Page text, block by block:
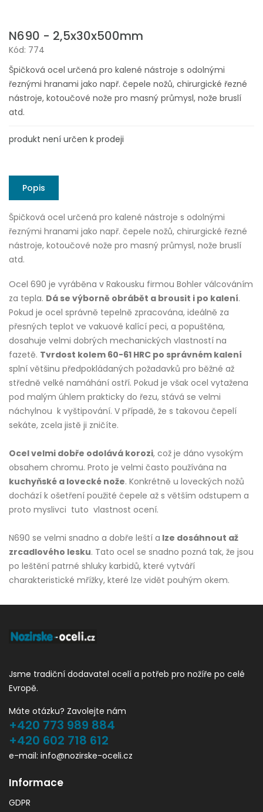
N690 - 2,5x30x500mm
Kód: 774
Špičková ocel určená pro kalené nástroje s odolnými
řeznými hranami jako např. čepele nožů, chirurgické řezné
nástroje, kotoučové nože pro masný průmysl, nože bruslí
atd.
produkt není určen k prodeji
Popis
Špičková ocel určená pro kalené nástroje s odolnými
řeznými hranami jako např. čepele nožů, chirurgické řezné
nástroje, kotoučové nože pro masný průmysl, nože bruslí
atd.
Ocel 690 je vyráběna v Rakousku firmou Bohler válcováním
za tepla. Dá se výborně obrábět a brousit i po kalení.
Pokud je ocel správně tepelně zpracována, ideálně za
přesných teplot ve vakuové kalící peci, a popuštěna,
dosahuje velmi dobrých mechanických vlastností na
fazetě. Tvrdost kolem 60-61 HRC po správném kalení
splní většinu předpokládaných požadavků pro běžné až
středně velké namáhání ostří. Pokud je však ocel vytažena
pod malým úhlem prakticky do řezu, stává se velmi
náchylnou k vyštipování. V případě, že s takovou čepelí
sekáte, zcela jistě ji zničíte.
Ocel velmi dobře odolává korozi, což je dáno vysokým
obsahem chromu. Proto je velmi často používána na
kuchyňské a lovecké nože. Konkrétně u loveckých nožů
dochází k ošetření použité čepele až s větším odstupem a
proto myslivci tuto vlastnost ocení.
N690 se velmi snadno a dobře leští a lze dosáhnout až
zrcadlového lesku. Tato ocel se snadno pozná tak, že jsou
po leštění patrné shluky karbidů, které vytváří
charakteristické mřížky, které lze vidět pouhým okem.
Jsme tradiční dodavatel ocelí a potřeb pro nožíře po celé
Evropě.
Máte otázku? Zavolejte nám
+420 773 989 884
+420 602 718 612
e-mail: info@nozirske-oceli.cz
Informace
GDPR